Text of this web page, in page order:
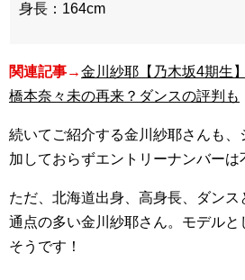
身長：164cm
関連記事→金川紗耶【乃木坂4期生
橋本奈々未の再来？ダンスの評判も
続いてご紹介する金川紗耶さんも、
加しておらずエントリーナンバーは
ただ、北海道出身、高身長、ダン
通点の多い金川紗耶さん。モデルと
そうです！